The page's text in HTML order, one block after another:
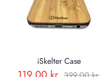
iSkelter Case
Normal